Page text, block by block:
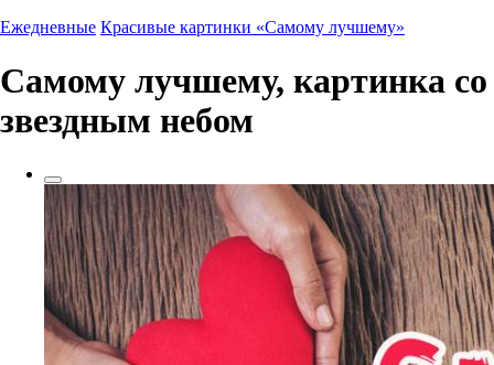
Ежедневные Красивые картинки «Самому лучшему»
Самому лучшему, картинка со
звездным небом